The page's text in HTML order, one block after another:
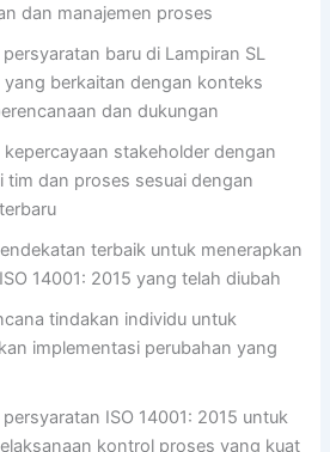
dan manajemen proses
baru di Lampiran SL
yang berkaitan dengan konteks
dan dukungan
stakeholder dengan
tim dan proses sesuai dengan
terbaik untuk menerapkan
14001: 2015 yang telah diubah
tindakan individu untuk
implementasi perubahan yang
ISO 14001: 2015 untuk
kontrol proses yang kuat